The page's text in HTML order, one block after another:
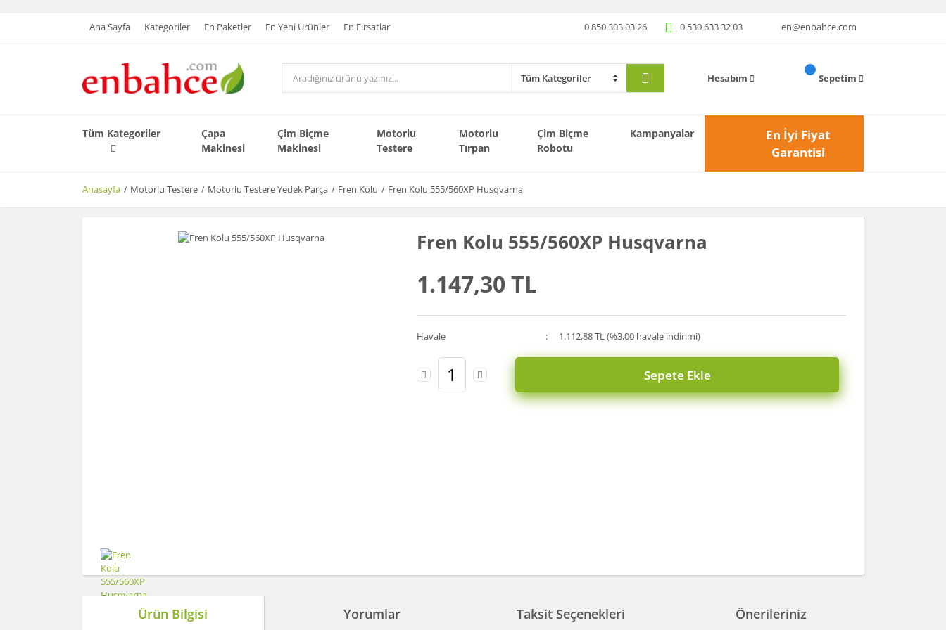
Ana Sayfa Kategoriler En Paketler En Yeni Ürünler En Fırsatlar 0 850 303 03 26 0 530 633 32 03 en@enbahce.com
Hesabım Sepetim
Tüm Kategoriler
Çapa
Makinesi
Çim Biçme
Makinesi
Motorlu
Testere
Motorlu
Tırpan
Çim Biçme
Robotu
Kampanyalar
En İyi Fiyat
Garantisi
Anasayfa Motorlu Testere Motorlu Testere Yedek Parça Fren Kolu Fren Kolu 555/560XP Husqvarna
Fren Kolu 555/560XP Husqvarna
1.147,30 TL
Havale 1.112,88 TL (%3,00 havale indirimi)
Sepete Ekle
Ürün Bilgisi Yorumlar Taksit Seçenekleri Önerileriniz